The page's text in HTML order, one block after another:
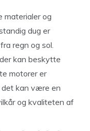
materialer og
dug er
regn og sol.
kan beskytte
motorer er
det kan være en
og kvaliteten af